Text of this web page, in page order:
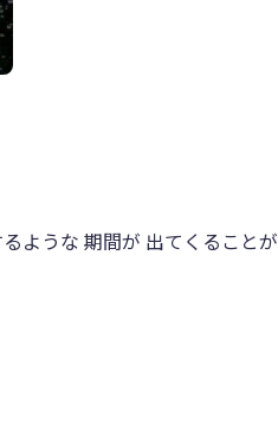
ような 期間が 出てくることが